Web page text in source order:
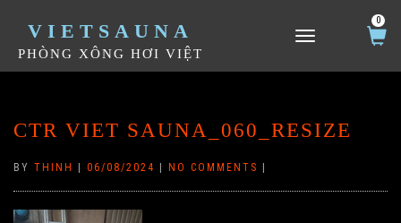
VIETSAUNA
PHÒNG XÔNG HƠI VIỆT
TOGGLE NAVIGATION
0
CTR VIET SAUNA_060_RESIZE
BY THINH 06/08/2024 NO COMMENTS